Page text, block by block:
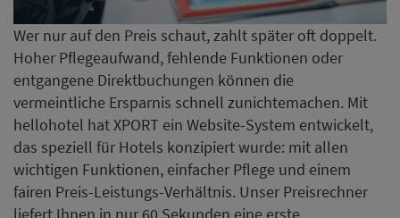
Jetzt erste Orientierung erhalten
BWH Hotels mit Umsatzplus
und höherer Auslastung im 1.
Halbjahr